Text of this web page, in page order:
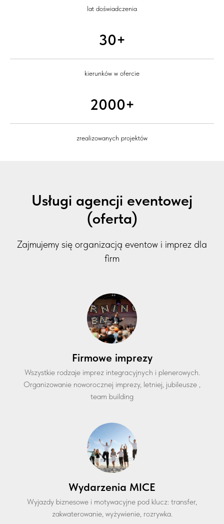
lat doświadczenia
30+
kierunków w ofercie
2000+
zrealizowanych projektów
Usługi agencji eventowej
(oferta)
Zajmujemy się organizacją eventow i imprez dla
firm
Firmowe imprezy
Wszystkie rodzaje imprez integracyjnych i plenerowych.
Organizowanie noworocznej imprezy, letniej, jubileusze ,
team building
Wydarzenia MICE
Wyjazdy biznesowe i motywacyjne pod klucz: transfer,
zakwaterowanie, wyżywienie, rozrywka.